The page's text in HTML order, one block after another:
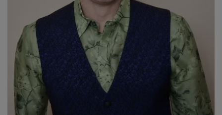
Facilitators
Shop
More
Hírek